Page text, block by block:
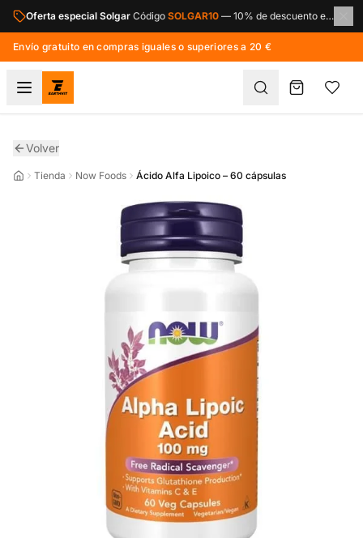
Saltar al contenido principal
Oferta especial Solgar Código SOLGAR10 — 10% de descuento en toda la marca Solgar.
Envío gratuito en compras iguales o superiores a 20 €
Volver
Tienda Now Foods Ácido Alfa Lipoico – 60 cápsulas